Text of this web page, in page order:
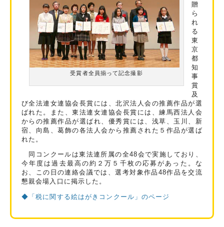
受賞者全員揃って記念撮影
贈
ら
れ
る
東
京
都
知
事
賞
及
び全法連女連協会長賞には、北沢法人会の推薦作品が選
ばれた。また、東法連女連協会長賞には、練馬西法人会
からの推薦作品が選ばれ、優秀賞には、浅草、玉川、新
宿、向島、葛飾の各法人会から推薦された５作品が選ば
れた。
同コンクールは東法連所属の全48会で実施しており、
今年度は過去最高の約２万５千枚の応募があった。な
お、この日の連絡会議では、選考対象作品48作品を交流
懇親会場入口に掲示した。
◆「税に関する絵はがきコンクール」のページ